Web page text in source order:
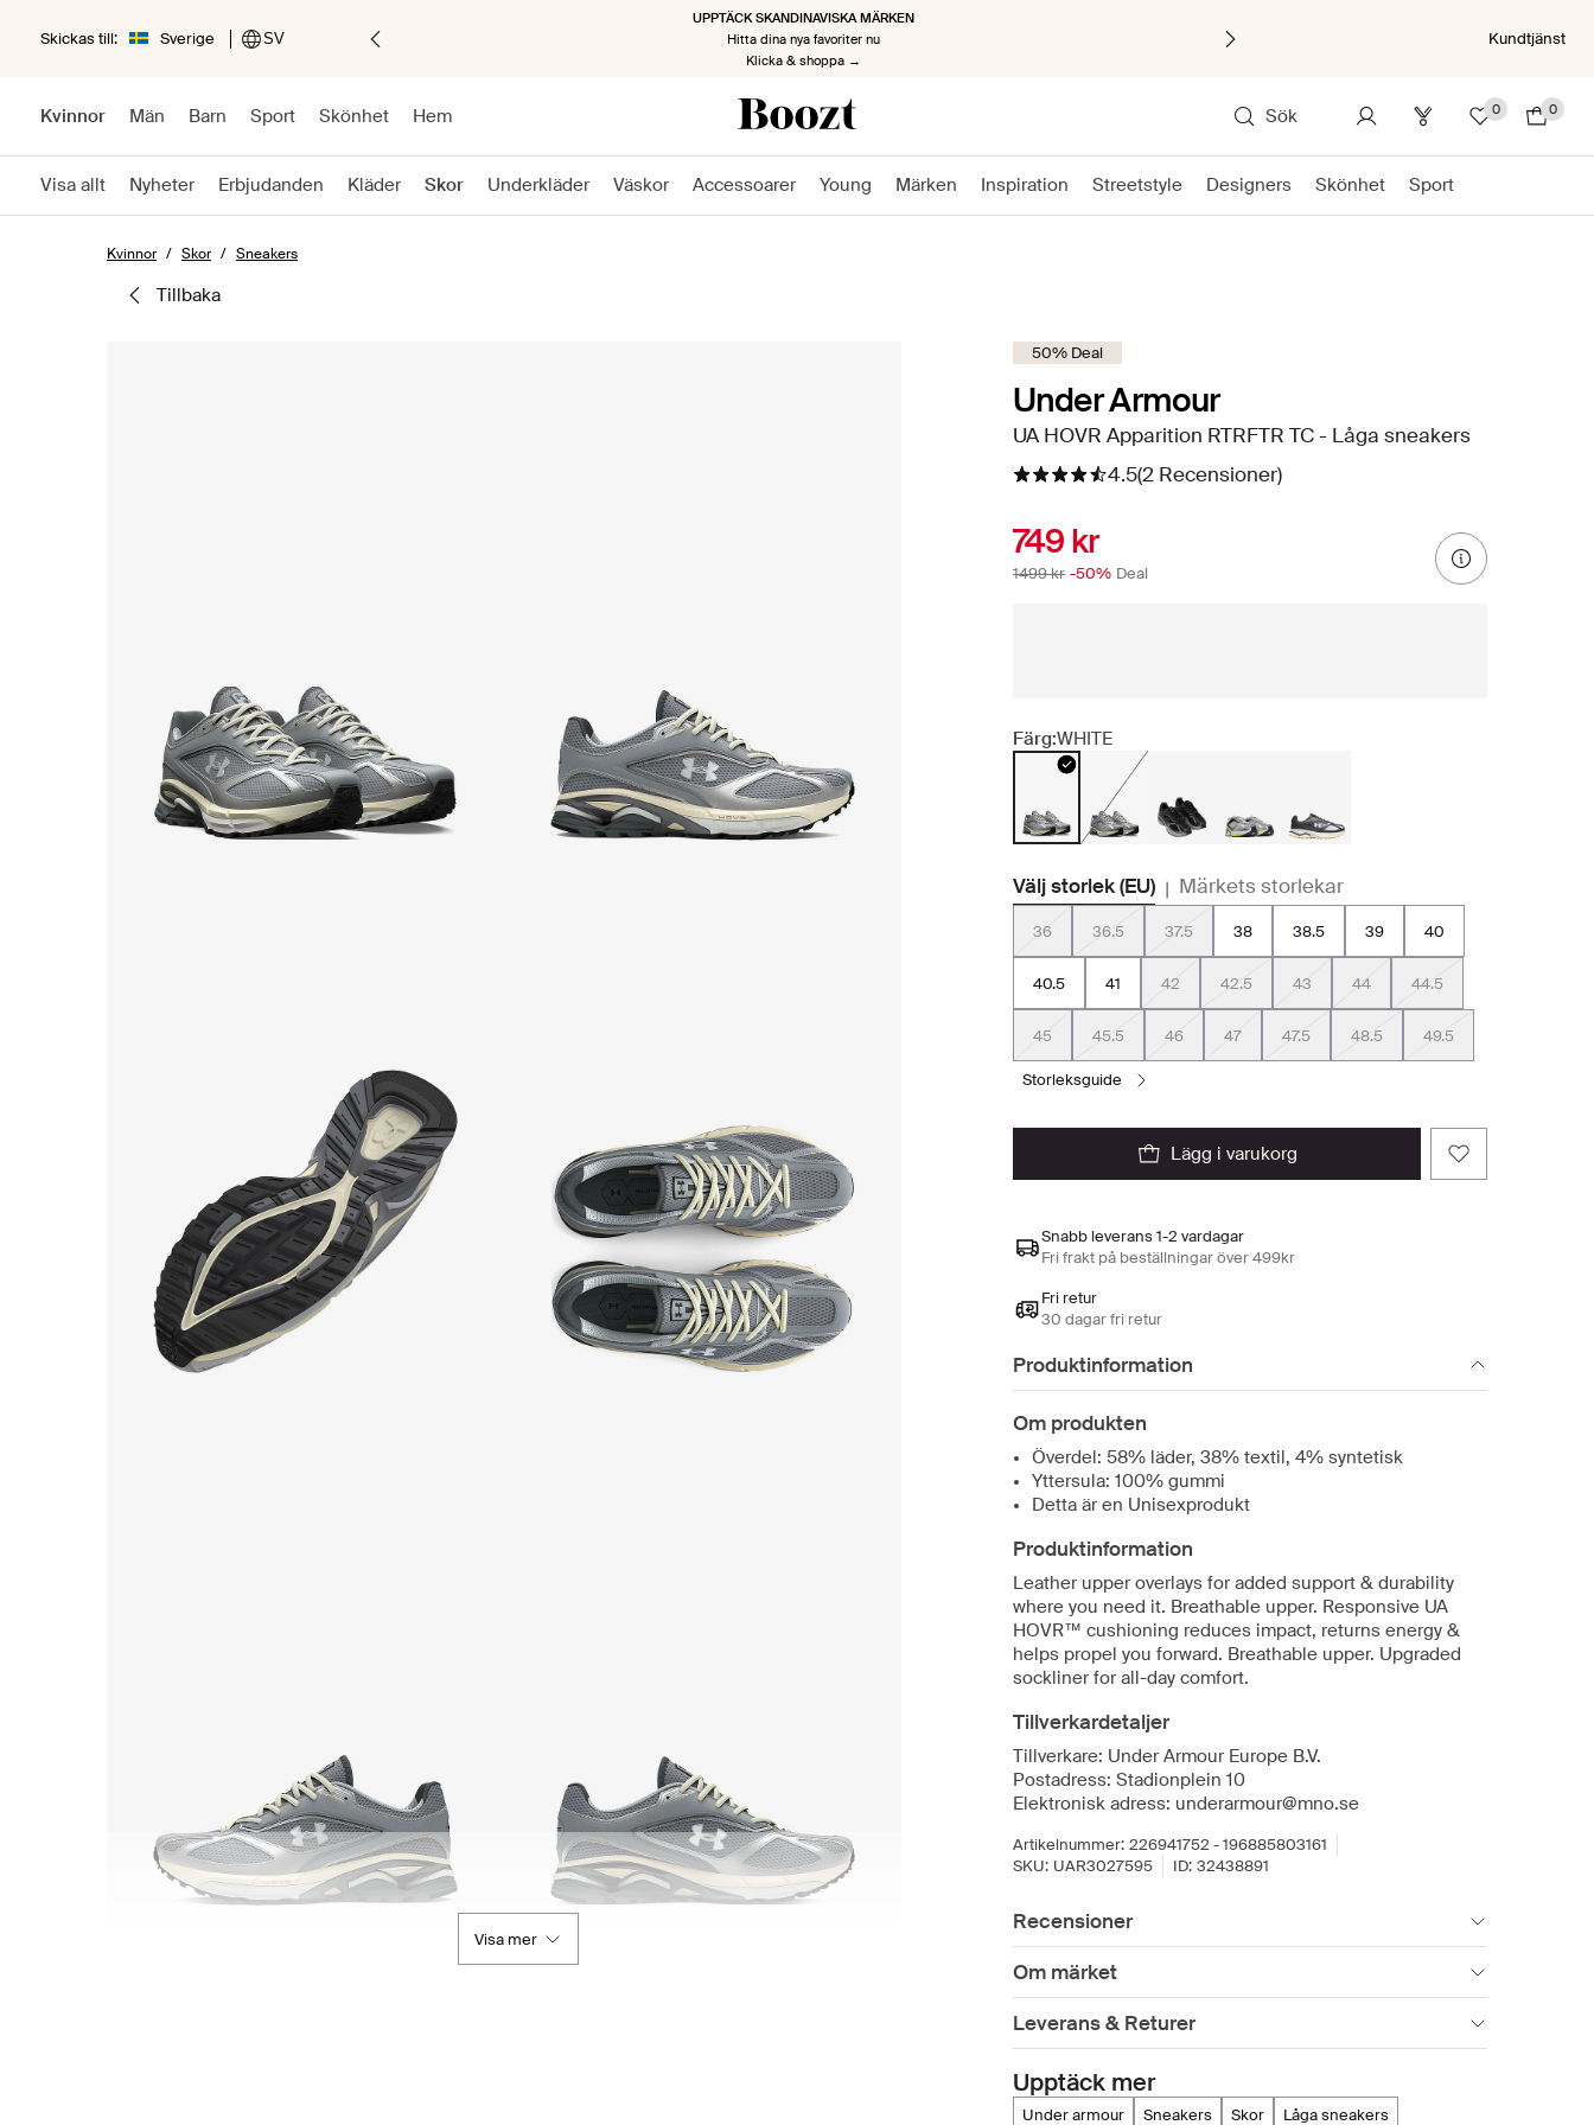
Skickas till: Sverige SV
TILLBAKA TILL JOBBET, TILLBAKA MED STIL
Kickstarta den nya säsongen
Klicka & shoppa nu →
Kundtjänst
Kvinnor Män Barn Sport Skönhet Hem Sök 0 0
Visa allt Nyheter Erbjudanden Kläder Skor Underkläder Väskor Accessoarer Young Märken Inspiration Streetstyle Designers Skönhet Sport
Kvinnor Skor Sneakers
tillbaka
Visa mer
50% Deal
Under Armour
UA HOVR Apparition RTRFTR TC - Låga sneakers
4.5(2 Recensioner)
749 kr
1499 kr -50% Deal
Färg:WHITE
Välj storlek (EU) | Märkets storlekar
36 36.5 37.5 38 38.5 39 40
40.5 41 42 42.5 43 44 44.5
45 45.5 46 47 47.5 48.5 49.5
storleksguide
lägg i varukorg
Snabb leverans 1-2 vardagar
Fri frakt på beställningar över 499kr
Fri retur
30 dagar fri retur
Produktinformation
Om produkten
Överdel: 58% läder, 38% textil, 4% syntetisk
Yttersula: 100% gummi
Detta är en Unisexprodukt
Produktinformation
Leather upper overlays for added support & durability
where you need it. Breathable upper. Responsive UA
HOVR™ cushioning reduces impact, returns energy &
helps propel you forward. Breathable upper. Upgraded
sockliner for all-day comfort.
Tillverkardetaljer
Tillverkare: Under Armour Europe B.V.
Postadress: Stadionplein 10
Elektronisk adress: underarmour@mno.se
Artikelnummer: 226941752 - 196885803161
SKU: UAR3027595 ID: 32438891
Recensioner
Om märket
Leverans & Returer
Upptäck mer
under armour sneakers skor låga sneakers